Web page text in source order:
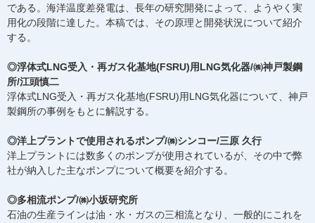
である。海洋温度差発電は、長年の研究開発によって、ようやく実
用化の段階に達した。本稿では、その原理と開発状況について紹介
する。
◎浮体式LNG受入・再ガス化基地(FSRU)用LNG気化器/㈱神戸製鋼
所/江頭慎二
浮体式LNG受入・再ガス化基地(FSRU)用LNG気化器について、神戸
製鋼所の事例をもとに解説する。
◎洋上プラントで使用されるポンプ/㈱シンコー/三原 久行
洋上プラントには数多くのポンプが使用されているが、その中で弊
社が納入した主なポンプについて概要を紹介する。
◎多相流ポンプ/㈱小坂研究所
石油の生産ラインは油・水・ガスの三相流となり、一般的にこれを